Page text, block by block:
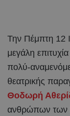
Την Πέμπτη 12
μεγάλη
πολύ-
θεατρικής
Θοδωρή
ανθρώπων των